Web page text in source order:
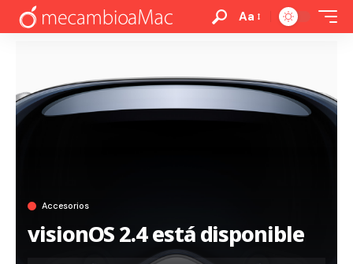
Aa
Accesorios
visionOS 2.4 está disponible